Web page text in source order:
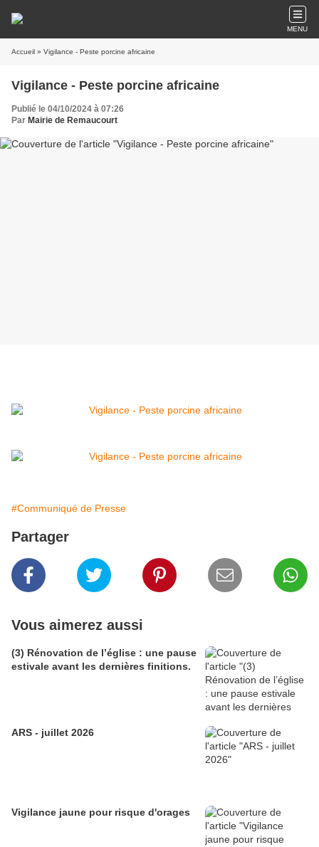
MENU
Accueil » Vigilance - Peste porcine africaine
Vigilance - Peste porcine africaine
Publié le 04/10/2024 à 07:26
Par Mairie de Remaucourt
#Communiqué de Presse
Partager
Vous aimerez aussi
(3) Rénovation de l’église : une pause
estivale avant les dernières finitions.
ARS - juillet 2026
Vigilance jaune pour risque d'orages